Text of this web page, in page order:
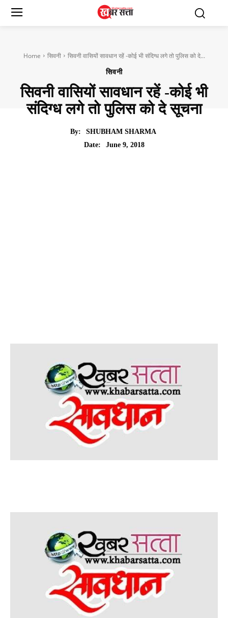
Home सिवनी सिवनी वासियों सावधान रहें -कोई भी संदिग्ध लगे तो पुलिस को दे...
सिवनी
सिवनी वासियों सावधान रहें -कोई भी
संदिग्ध लगे तो पुलिस को दे सूचना
By:
SHUBHAM SHARMA
Date:
June 9, 2018